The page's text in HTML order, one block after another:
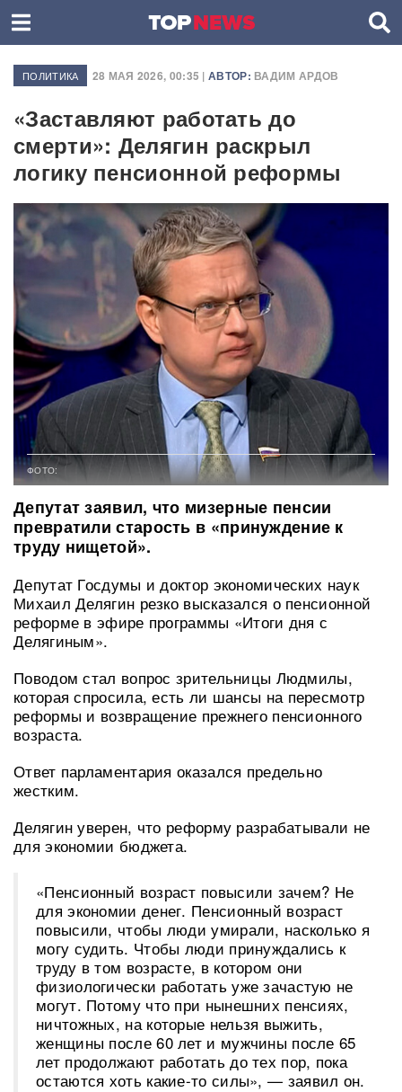
ПОЛИТИКА 28 МАЯ 2026, 00:35 | АВТОР: ВАДИМ АРДОВ
«Заставляют работать до
смерти»: Делягин раскрыл
логику пенсионной реформы
ФОТО:
Депутат заявил, что мизерные пенсии
превратили старость в «принуждение к
труду нищетой».
Депутат Госдумы и доктор экономических наук
Михаил Делягин резко высказался о пенсионной
реформе в эфире программы «Итоги дня с
Делягиным».
Поводом стал вопрос зрительницы Людмилы,
которая спросила, есть ли шансы на пересмотр
реформы и возвращение прежнего пенсионного
возраста.
Ответ парламентария оказался предельно
жестким.
Делягин уверен, что реформу разрабатывали не
для экономии бюджета.
«Пенсионный возраст повысили зачем? Не
для экономии денег. Пенсионный возраст
повысили, чтобы люди умирали, насколько я
могу судить. Чтобы люди принуждались к
труду в том возрасте, в котором они
физиологически работать уже зачастую не
могут. Потому что при нынешних пенсиях,
ничтожных, на которые нельзя выжить,
женщины после 60 лет и мужчины после 65
лет продолжают работать до тех пор, пока
остаются хоть какие-то силы», — заявил он.